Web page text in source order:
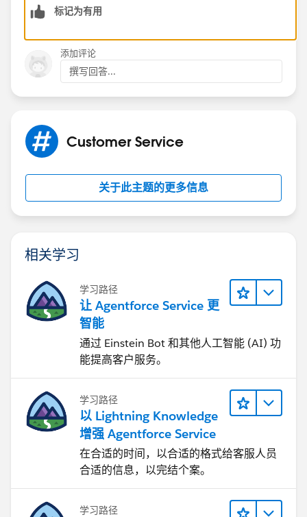
标记为有用
添加评论
撰写回答...
Customer Service
关于此主题的更多信息
相关学习
学习路径
让 Agentforce Service 更
智能
通过 Einstein Bot 和其他人工智能 (AI) 功
能提高客户服务。
学习路径
以 Lightning Knowledge
增强 Agentforce Service
在合适的时间，以合适的格式给客服人员
合适的信息，以完结个案。
学习路径